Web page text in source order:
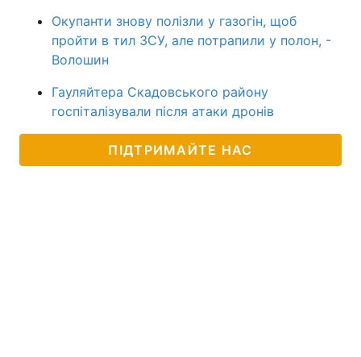
Окупанти знову полізли у газогін, щоб
пройти в тил ЗСУ, але потрапили у полон, -
Волошин
Гауляйтера Скадовського району
госпіталізували після атаки дронів
ПІДТРИМАЙТЕ НАС